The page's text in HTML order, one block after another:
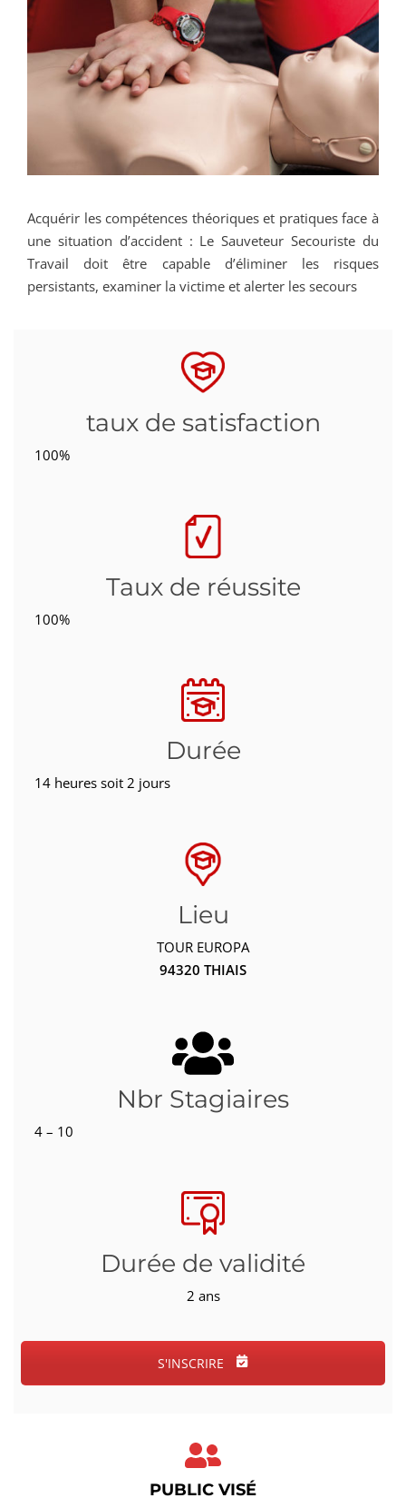
Acquérir les compétences théoriques et pratiques face à
une situation d’accident : Le Sauveteur Secouriste du
Travail doit être capable d’éliminer les risques
persistants, examiner la victime et alerter les secours
taux de satisfaction
100%
Taux de réussite
100%
Durée
14 heures soit 2 jours
Lieu
TOUR EUROPA
94320 THIAIS
Nbr Stagiaires
4 – 10
Durée de validité
2 ans
S'INSCRIRE
PUBLIC VISÉ